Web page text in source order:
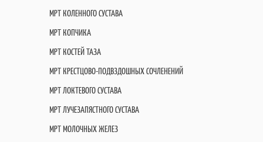
МРТ КОЛЕННОГО СУСТАВА
МРТ КОПЧИКА
МРТ КОСТЕЙ ТАЗА
МРТ КРЕСТЦОВО-ПОДВЗДОШНЫХ СОЧЛЕНЕНИЙ
МРТ ЛОКТЕВОГО СУСТАВА
МРТ ЛУЧЕЗАПЯСТНОГО СУСТАВА
МРТ МОЛОЧНЫХ ЖЕЛЕЗ